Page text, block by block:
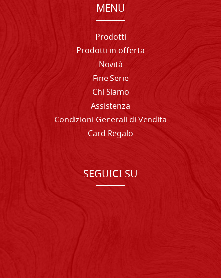
MENU
Prodotti
Prodotti in offerta
Novità
Fine Serie
Chi Siamo
Assistenza
Condizioni Generali di Vendita
Card Regalo
SEGUICI SU